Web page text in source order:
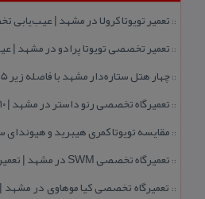
:: تعمیر تویوتا كرولا در مشهد |
:: تعمیر تخصصی تویوتا پرادو در مشهد |
::چهار هتل‌ ستاره‌دار مشهد با فاصله زیر 5 دقیقه تا حرم
:: تعمیرگاه تخصصی رنو داستر در مشهد | ۱۰ سال تجربه و امداد خودرو
:: مقایسه تویوتا كمری هیبرید و هیوندای
:: تعمیرگاه تخصصی SWM در مشهد | تعمیر موتور، گیربكس و عیب‌یابی برق
:: تعمیرگاه تخصصی كیا موهاوی در مشهد